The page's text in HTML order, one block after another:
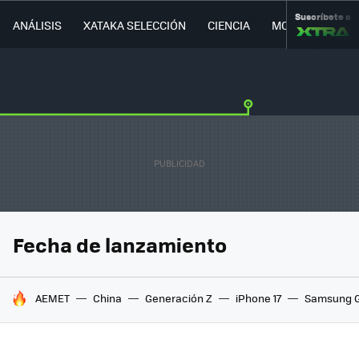
ANÁLISIS XATAKA SELECCIÓN CIENCIA MOVILIDAD
Suscríbete a
Fecha de lanzamiento
HOY SE HABLA DE
AEMET China Generación Z iPhone 17 Samsung